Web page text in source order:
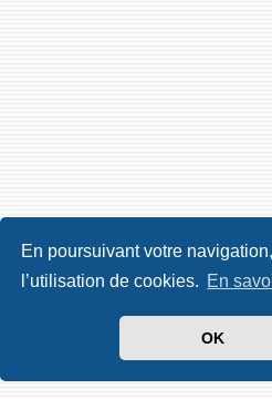
En poursuivant votre
l’utilisation de cookies. En
OK